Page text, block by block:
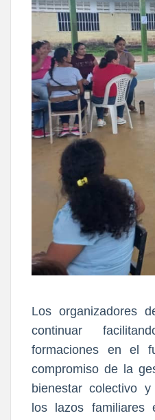
Los organizadores
continuar
formaciones en el
compromiso de la
bienestar colectivo
los lazos familiares